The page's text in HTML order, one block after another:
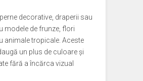
decorative, draperii sau
modele de frunze, flori
animale tropicale. Aceste
un plus de culoare și
fără a încărca vizual